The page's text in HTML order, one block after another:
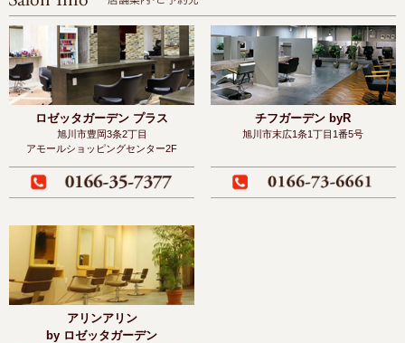
ロゼッタガーデン プラス
旭川市豊岡3条2丁目
アモールショッピングセンター2F
チフガーデン byR
旭川市末広1条1丁目1番5号
アリンアリン
by ロゼッタガーデン